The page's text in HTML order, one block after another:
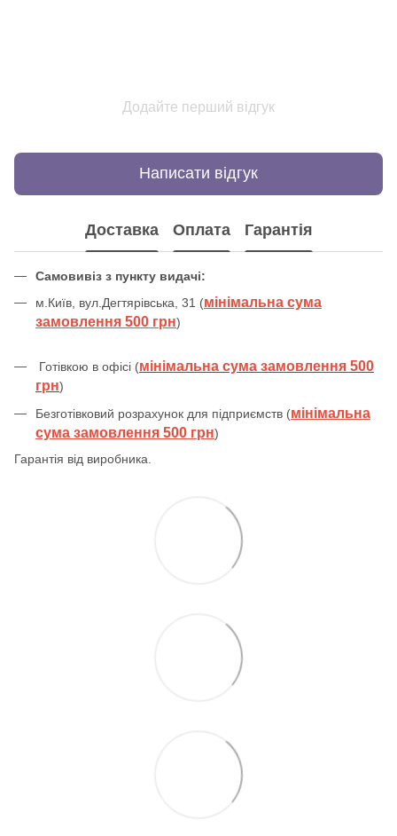
Додайте перший відгук
Написати відгук
Доставка Оплата Гарантія
Самовивіз з пункту видачі:
м.Київ, вул.Дегтярівська, 31 (мінімальна сума
замовлення 500 грн)
Готівкою в офісі (мінімальна сума замовлення 500
грн)
Безготівковий розрахунок для підприємств (мінімальна
сума замовлення 500 грн)
Гарантія від виробника.